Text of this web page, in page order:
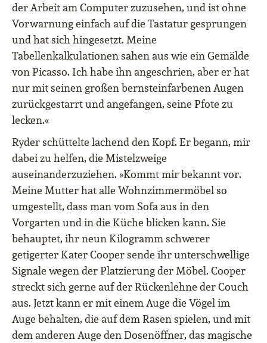
der Arbeit am Computer zuzusehen, und ist ohne
Vorwarnung einfach auf die Tastatur gesprungen
und hat sich hingesetzt. Meine
Tabellenkalkulationen sahen aus wie ein Gemälde
von Picasso. Ich habe ihn angeschrien, aber er hat
nur mit seinen großen bernsteinfarbenen Augen
zurückgestarrt und angefangen, seine Pfote zu
lecken.«
Ryder schüttelte lachend den Kopf. Er begann, mir
dabei zu helfen, die Mistelzweige
auseinanderzuziehen. »Kommt mir bekannt vor.
Meine Mutter hat alle Wohnzimmermöbel so
umgestellt, dass man vom Sofa aus in den
Vorgarten und in die Küche blicken kann. Sie
behauptet, ihr neun Kilogramm schwerer
getigerter Kater Cooper sende ihr unterschwellige
Signale wegen der Platzierung der Möbel. Cooper
streckt sich gerne auf der Rückenlehne der Couch
aus. Jetzt kann er mit einem Auge die Vögel im
Auge behalten, die auf dem Rasen spielen, und mit
dem anderen Auge den Dosenöffner, das magische